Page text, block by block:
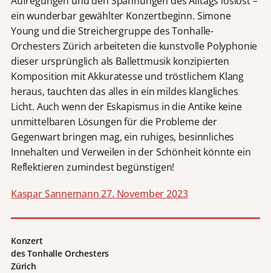
ein wunderbar gewählter Konzertbeginn. Simone
Young und die Streichergruppe des Tonhalle-
Orchesters Zürich arbeiteten die kunstvolle Polyphonie
dieser ursprünglich als Ballettmusik konzipierten
Komposition mit Akkuratesse und tröstlichem Klang
heraus, tauchten das alles in ein mildes klangliches
Licht. Auch wenn der Eskapismus in die Antike keine
unmittelbaren Lösungen für die Probleme der
Gegenwart bringen mag, ein ruhiges, besinnliches
Innehalten und Verweilen in der Schönheit könnte ein
Reflektieren zumindest begünstigen!
Kaspar Sannemann 27. November 2023
Konzert
des Tonhalle Orchesters
Zürich